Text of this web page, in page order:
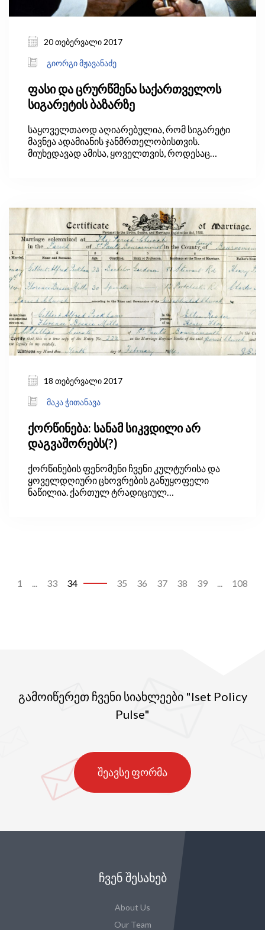
20 თებერვალი 2017
გიორგი მჟავანაძე
ფასი და ცრურწმენა საქართველოს
სიგარეტის ბაზარზე
საყოველთაოდ აღიარებულია, რომ სიგარეტი
მავნეა ადამიანის ჯანმრთელობისთვის.
მიუხედავად ამისა, ყოველთვის, როდესაც
არამწეველები) მიესალმებიან ამ ნაბიჯებს,
მეორენი კი ხელისუფლებას სიხარბეში
ადანაშაულებენ და არაეფექტუად თვლიან
ამგვარ პოლიტიკას. ვინ არის მართალი და ვინ
ცდება ამ ცხარე კამათში? მოდით, ახლოდან
შევისწავლოთ ფაქტები.
18 თებერვალი 2017
მაკა ჭითანავა
ქორწინება: სანამ სიკვდილი არ
დაგვაშორებს(?)
ქორწინების ფენომენი ჩვენი კულტურისა და
ყოველდღიური ცხოვრების განუყოფელი
ნაწილია. ქართულ ტრადიციულ
დამოკიდებულებას ქორწინების მიმართ.
1 ... 33 34 35 36 37 38 39 ... 108
გამოიწერეთ ჩვენი სიახლეები "Iset Policy
Pulse"
შეავსე ფორმა
ᲩᲕᲔᲜ ᲨᲔᲡᲐᲮᲔᲑ
About Us
Our Team